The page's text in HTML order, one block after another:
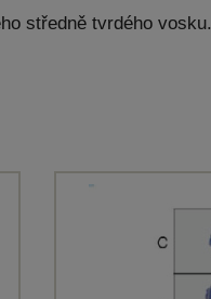
středně tvrdého vosku.